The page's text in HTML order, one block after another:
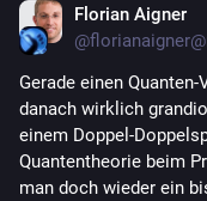
Florian Aigner
Gerade einen Quanten-
danach wirklich
einem Doppel-
Quantentheorie beim
man doch wieder ein